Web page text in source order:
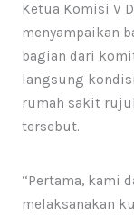
Ketua Komisi V
menyampaikan
bagian dari
langsung
rumah sakit
tersebut.
“Pertama, kami
melaksanakan